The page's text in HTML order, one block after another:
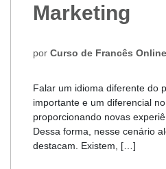
Marketing
por Curso de Francês Online
Falar um idioma diferente do
importante e um diferencial
proporcionando novas
Dessa forma, nesse cenário
destacam. Existem, […]